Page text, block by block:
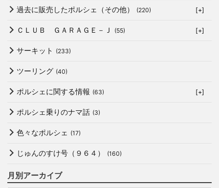
過去に販売したポルシェ（その他） (220) [+]
ＣＬＵＢ ＧＡＲＡＧＥ－Ｊ (55) [+]
サーキット (233)
ツーリング (40)
ポルシェに関する情報 (63) [+]
ポルシェ乗りのナマ話 (3)
色々なポルシェ (17)
じゅんのすけ号（９６４） (160)
月別アーカイブ